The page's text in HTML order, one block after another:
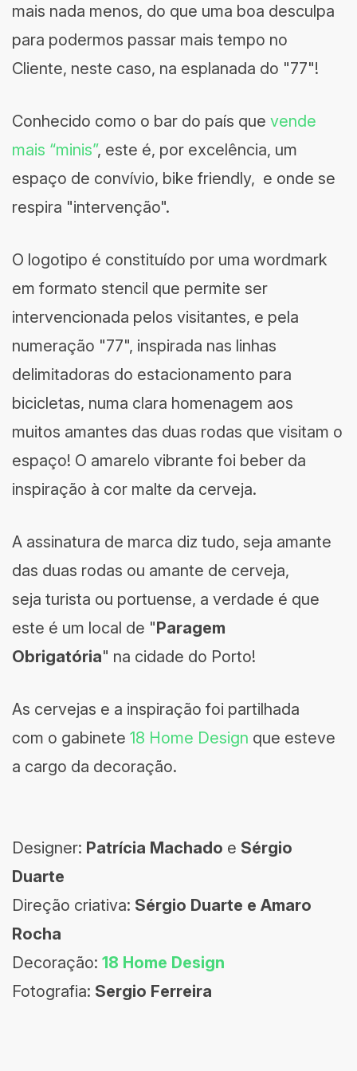
mais nada menos, do que uma boa desculpa
para podermos passar mais tempo no
Cliente, neste caso, na esplanada do "77"!
Conhecido como o bar do país que vende
mais “minis”, este é, por excelência, um
espaço de convívio, bike friendly, e onde se
respira "intervenção".
O logotipo é constituído por uma wordmark
em formato stencil que permite ser
intervencionada pelos visitantes, e pela
numeração "77", inspirada nas linhas
delimitadoras do estacionamento para
bicicletas, numa clara homenagem aos
muitos amantes das duas rodas que visitam o
espaço! O amarelo vibrante foi beber da
inspiração à cor malte da cerveja.
A assinatura de marca diz tudo, seja amante
das duas rodas ou amante de cerveja,
seja turista ou portuense, a verdade é que
este é um local de "Paragem
Obrigatória" na cidade do Porto!
As cervejas e a inspiração foi partilhada
com o gabinete 18 Home Design que esteve
a cargo da decoração.
Designer: Patrícia Machado e Sérgio
Duarte
Direção criativa: Sérgio Duarte e Amaro
Rocha
Decoração: 18 Home Design
Fotografia: Sergio Ferreira